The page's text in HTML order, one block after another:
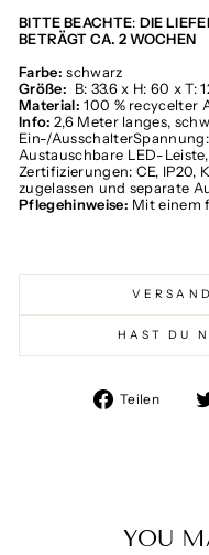
BITTE BEACHTE: DIE
BETRÄGT CA. 2 WOCHEN
Farbe: schwarz
Größe: B: 33.6 x H: 60 x T:
Material: 100 % recycelter
Info: 2,6 Meter langes,
Ein-/Ausschalter
Austauschbare LED-
Zertifizierungen: CE, IP20,
zugelassen und separate
Pflegehinweise: Mit einem
HAST DU
Teilen
Auf
YOU